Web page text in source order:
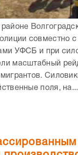
совместно
УФСБ и при
масштабный
поля, на...